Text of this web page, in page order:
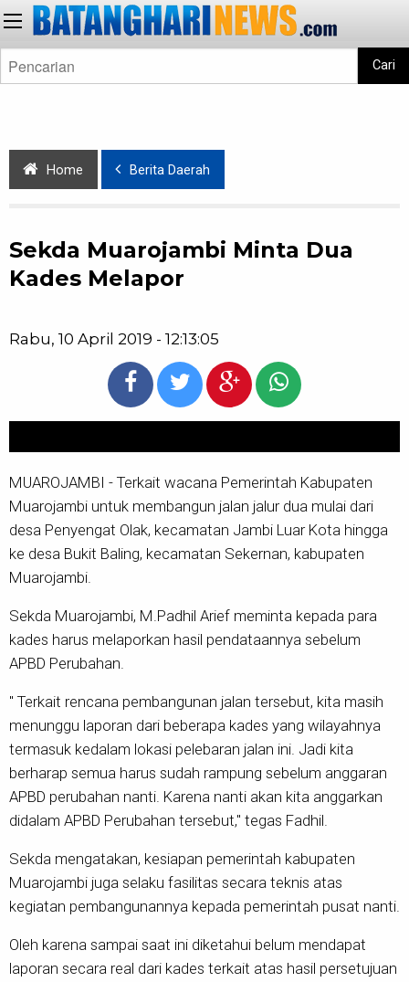
Cari
Home Berita Daerah
Sekda Muarojambi Minta Dua
Kades Melapor
Rabu, 10 April 2019 - 12:13:05
MUAROJAMBI - Terkait wacana Pemerintah Kabupaten
Muarojambi untuk membangun jalan jalur dua mulai dari
desa Penyengat Olak, kecamatan Jambi Luar Kota hingga
ke desa Bukit Baling, kecamatan Sekernan, kabupaten
Muarojambi.
Sekda Muarojambi, M.Padhil Arief meminta kepada para
kades harus melaporkan hasil pendataannya sebelum
APBD Perubahan.
" Terkait rencana pembangunan jalan tersebut, kita masih
menunggu laporan dari beberapa kades yang wilayahnya
termasuk kedalam lokasi pelebaran jalan ini. Jadi kita
berharap semua harus sudah rampung sebelum anggaran
APBD perubahan nanti. Karena nanti akan kita anggarkan
didalam APBD Perubahan tersebut," tegas Fadhil.
Sekda mengatakan, kesiapan pemerintah kabupaten
Muarojambi juga selaku fasilitas secara teknis atas
kegiatan pembangunannya kepada pemerintah pusat nanti.
Oleh karena sampai saat ini diketahui belum mendapat
laporan secara real dari kades terkait atas hasil persetujuan